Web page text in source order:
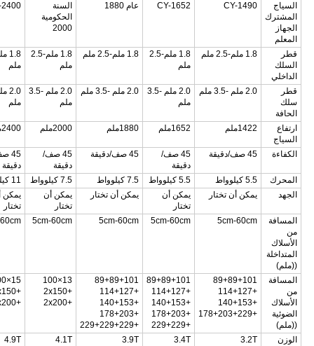
السياج
المشترك
الجهاز
المعلم
CY-1490
CY-1652 عام 1880
السنة
الحكومية
2000
2400
قطر
السلك
الداخلي
1.8 ملم-2.5 ملم
1.8 ملم-2.5
ملم
1.8 ملم-2.5 ملم
1.8 ملم-2.5
ملم
ملم
قطر
سلك
الحافة
2.0 ملم -3.5 ملم
2.0 ملم -3.5
ملم
2.0 ملم -3.5 ملم
2.0 ملم -3.5
ملم
ملم
ارتفاع
السياج
1422ملم 1652ملم 1880ملم 2000ملم 2400ملم
الكفاءة 45 صف/دقيقة
45 صف/
دقيقة
45 صف/دقيقة
45 صف/
دقيقة
45
دقيقة
المحرك
5.5 كيلوواط 5.5 كيلوواط 7.5 كيلوواط 7.5 كيلوواط
11 كيلوواط
الجهد
يمكن أن تختار
يمكن أن
تختار
يمكن أن تختار
يمكن أن
تختار
يمكن
تختار
المسافة
من
الأسلاك
المتداخلة
((ملم)
5cm-60cm
5cm-60cm
5cm-60cm
5cm-60cm
المسافة
من
الأسلاك
الضوئية
((ملم)
89+89+101
+114+127
+140+153
+178+203+229
89+89+101
+114+127
+140+153
+178+203
+229+229
89+89+101
+114+127
+140+153
+178+203
+229+229+229
13×100
+2x150
+2x200
15×100
+2x150
+3x200
الوزن 3.2T
3.4T
3.9T
4.1T
4.9T